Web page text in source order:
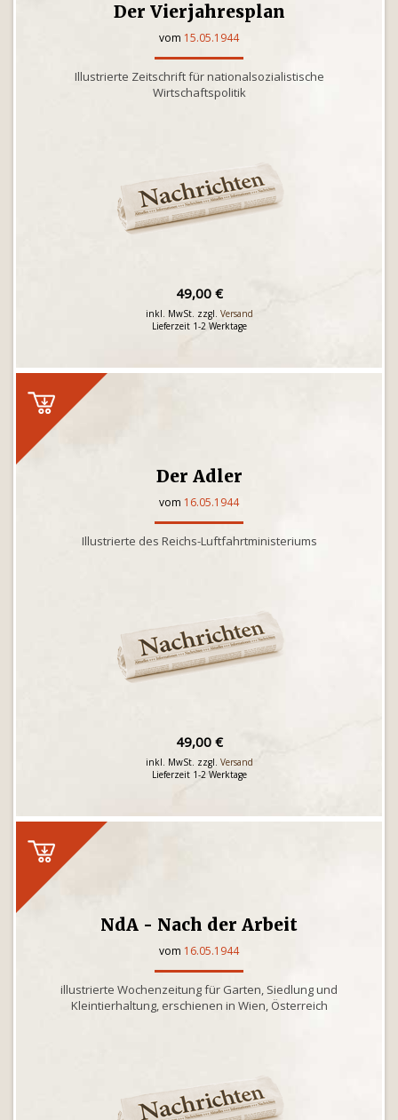
Der Vierjahresplan
vom 15.05.1944
Illustrierte Zeitschrift für nationalsozialistische
Wirtschaftspolitik
49,00 €
inkl. MwSt. zzgl. Versand
Lieferzeit 1-2 Werktage
Der Adler
vom 16.05.1944
Illustrierte des Reichs-Luftfahrtministeriums
49,00 €
inkl. MwSt. zzgl. Versand
Lieferzeit 1-2 Werktage
NdA - Nach der Arbeit
vom 16.05.1944
illustrierte Wochenzeitung für Garten, Siedlung und
Kleintierhaltung, erschienen in Wien, Österreich